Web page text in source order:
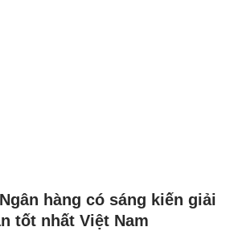
hàng có sáng kiến giải
tốt nhất Việt Nam